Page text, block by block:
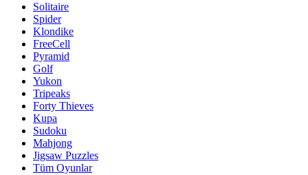
Solitaire
Spider
Klondike
FreeCell
Pyramid
Golf
Yukon
Tripeaks
Forty Thieves
Kupa
Sudoku
Mahjong
Jigsaw Puzzles
Tüm Oyunlar